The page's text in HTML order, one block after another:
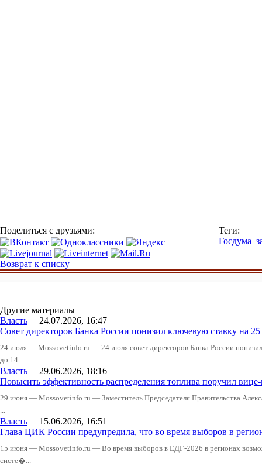
Поделиться с друзьями:
Теги:
Госдума
Возврат к списку
Другие материалы
Власть 24.07.2026, 16:47
Совет директоров Банка России понизил ключевую ставку на
24 июля — Mossovetinfo.ru — 24 июля совет директоров Банка России
до 14...
Власть 29.06.2026, 18:16
Повысить эффективность распределения топлива поручил
29 июня — Mossovetinfo.ru — Заместитель Председателя Правительства
...
Власть 15.06.2026, 16:51
Глава ЦИК России предупредила, что во время выборов в
15 июня — Mossovetinfo.ru — Во время выборов в ЕДГ-2026 в регионах
систе�...